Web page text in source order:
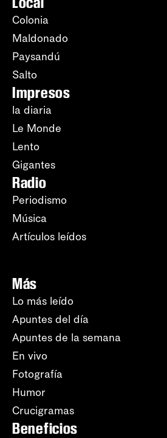
Colonia
Maldonado
Paysandú
Salto
Impresos
la diaria
Le Monde
Lento
Gigantes
Radio
Periodismo
Música
Artículos leídos
Más
Lo más leído
Apuntes del día
Apuntes de la semana
En vivo
Fotografía
Humor
Crucigramas
Beneficios